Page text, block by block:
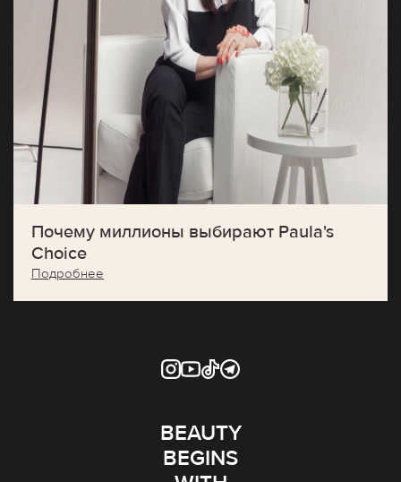
Почему миллионы выбирают Paula's
Choice
Подробнее
BEAUTY
BEGINS